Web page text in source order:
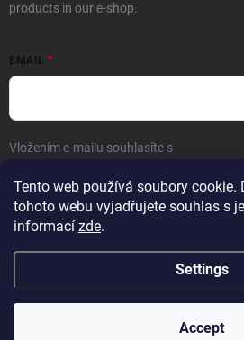
Tento web používá soubory cookie.
tohoto webu vyjadřujete souhlas s
informací zde.
Settings
Accept
products in our e-shop.
EMAIL
Vložením e-mailu souhlasíte s
Subscribe
MIXCZ-POL s.r.o.